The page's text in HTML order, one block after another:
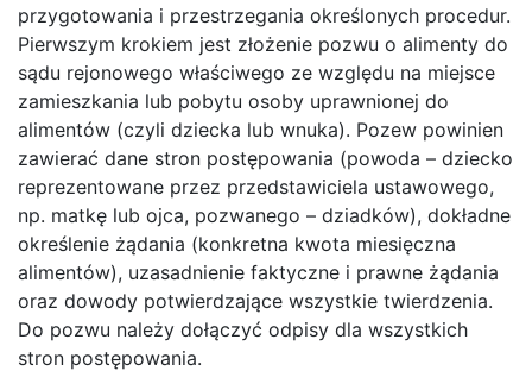
przygotowania i przestrzegania określonych procedur.
Pierwszym krokiem jest złożenie pozwu o alimenty do
sądu rejonowego właściwego ze względu na miejsce
zamieszkania lub pobytu osoby uprawnionej do
alimentów (czyli dziecka lub wnuka). Pozew powinien
zawierać dane stron postępowania (powoda – dziecko
reprezentowane przez przedstawiciela ustawowego,
np. matkę lub ojca, pozwanego – dziadków), dokładne
określenie żądania (konkretna kwota miesięczna
alimentów), uzasadnienie faktyczne i prawne żądania
oraz dowody potwierdzające wszystkie twierdzenia.
Do pozwu należy dołączyć odpisy dla wszystkich
stron postępowania.